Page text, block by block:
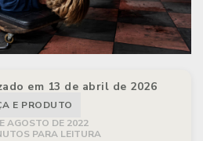
em 13 de abril de 2026
E PRODUTO
AGOSTO DE 2022
PARA LEITURA